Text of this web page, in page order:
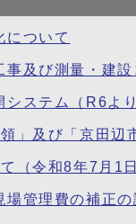
について
及び測量・建設
ステム（R6よ
」及び「京田
（令和8年7月1日
場管理費の補正